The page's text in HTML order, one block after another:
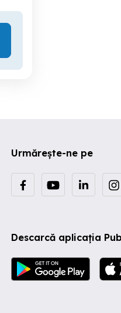
Urmărește-ne pe
Descarcă aplicația